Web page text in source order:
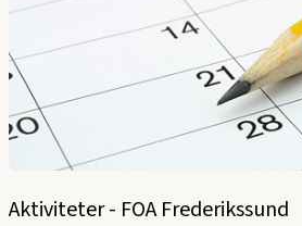
Aktiviteter - FOA Frederikssund